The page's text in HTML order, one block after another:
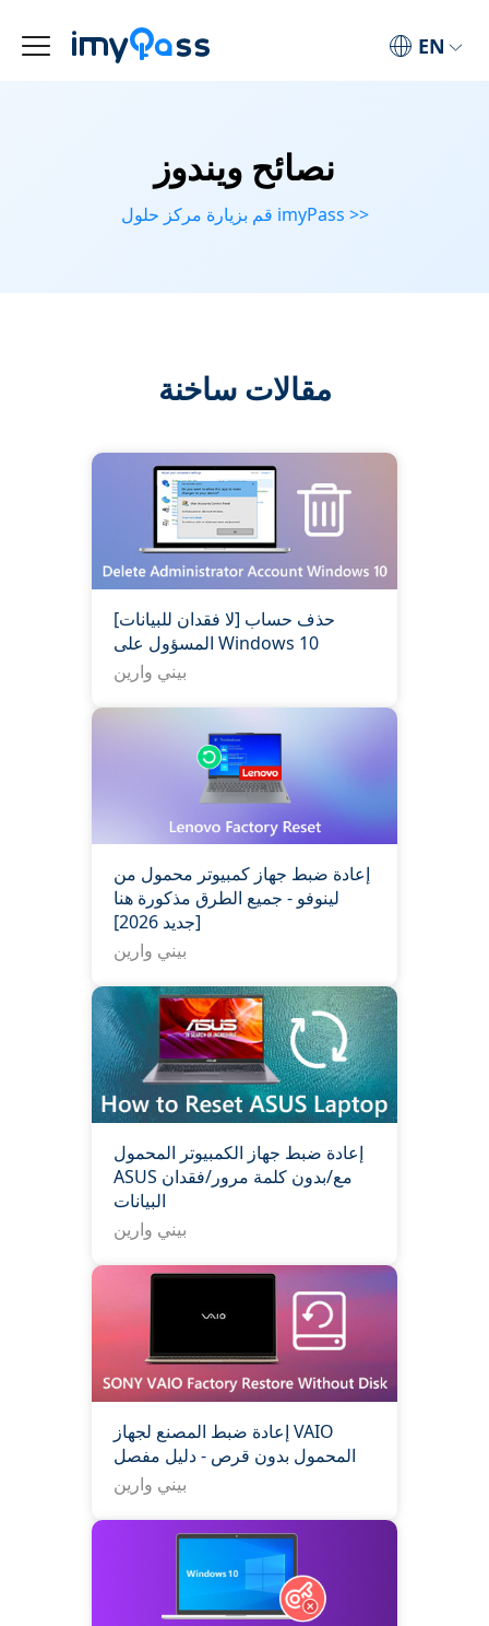
EN
نصائح ويندوز
قم بزيارة مركز حلول imyPass >>
مقالات ساخنة
[لا فقدان للبيانات] حذف حساب
المسؤول على Windows 10
بيني وارين
إعادة ضبط جهاز كمبيوتر محمول من
لينوفو - جميع الطرق مذكورة هنا
[جديد 2026]
بيني وارين
إعادة ضبط جهاز الكمبيوتر المحمول
ASUS مع/بدون كلمة مرور/فقدان
البيانات
بيني وارين
إعادة ضبط المصنع لجهاز VAIO
المحمول بدون قرص - دليل مفصل
بيني وارين